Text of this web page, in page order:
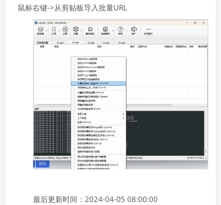
鼠标右键->从剪贴板导入批量URL
最后更新时间：2024-04-05 08:00:00